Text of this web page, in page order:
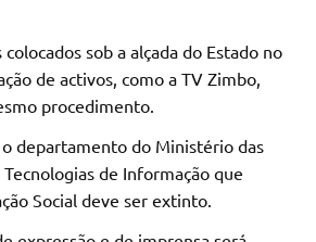
sob a alçada do Estado no
de activos, como a TV Zimbo,
procedimento.
departamento do Ministério das
de Informação que
Social deve ser extinto.